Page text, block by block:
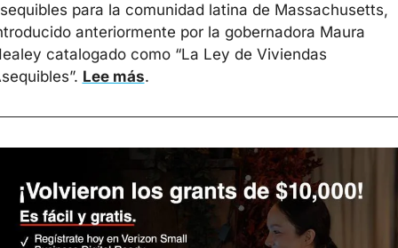
para la comunidad latina de Massachusetts,
anteriormente por la gobernadora Maura
catalogado como “La Ley de Viviendas
Lee más.